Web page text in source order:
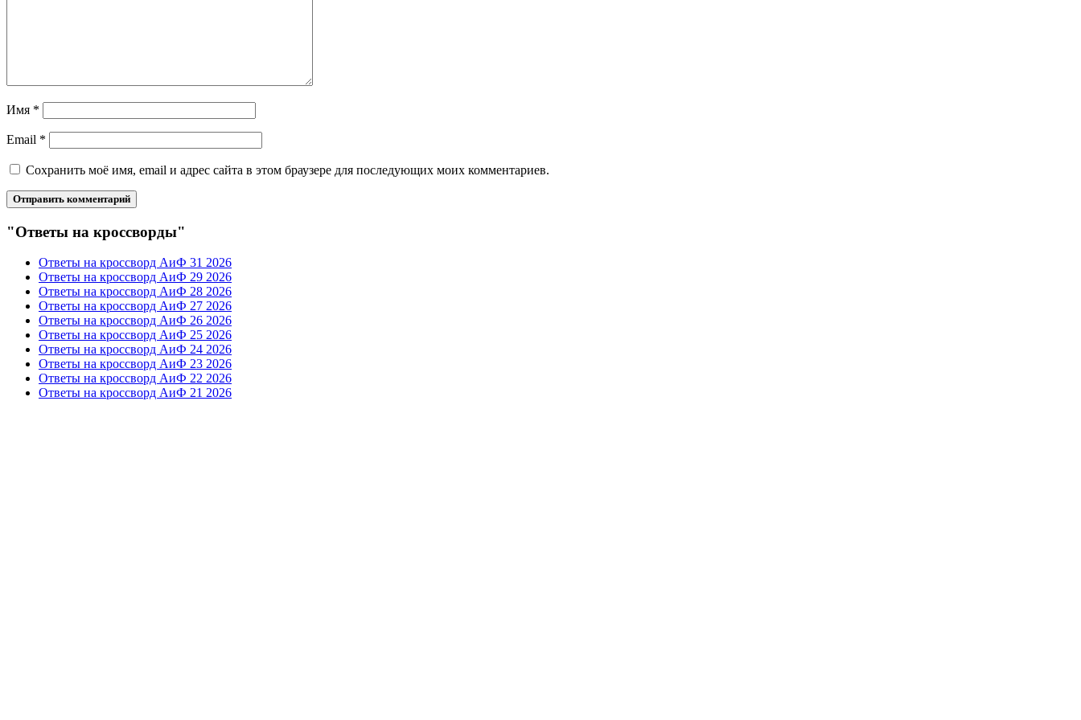
Имя *
Email *
Сохранить моё имя, email и адрес сайта в этом браузере для последующих моих комментариев.
"Ответы на кроссворды"
Ответы на кроссворд АиФ 31 2026
Ответы на кроссворд АиФ 29 2026
Ответы на кроссворд АиФ 28 2026
Ответы на кроссворд АиФ 27 2026
Ответы на кроссворд АиФ 26 2026
Ответы на кроссворд АиФ 25 2026
Ответы на кроссворд АиФ 24 2026
Ответы на кроссворд АиФ 23 2026
Ответы на кроссворд АиФ 22 2026
Ответы на кроссворд АиФ 21 2026